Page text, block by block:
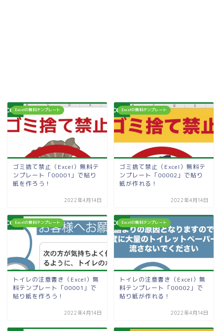
Excelの無料テンプレート
ゴミ捨て禁止（Excel）無料テ
ンプレート「00001」で貼り
紙を作ろう！
2022年4月14日
Excelの無料テンプレート
ゴミ捨て禁止（Excel）無料テ
ンプレート「00002」で貼り
紙が作れる！
2022年4月14日
Excelの無料テンプレート
トイレの注意書き（Excel）無
料テンプレート「00001」で
貼り紙を作ろう！
2022年4月14日
Excelの無料テンプレート
トイレの注意書き（Excel）無
料テンプレート「00002」で
貼り紙が作れる！
2022年4月14日